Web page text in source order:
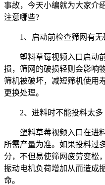
事故，今天小编就为大家介
注意哪些?
1、启动前检查筛网有无
塑料草莓视频入口启动前
损，筛网的破损轻则会影响
筛机被破坏，减短筛机使用
更换处理。
2、进料时不能投料太多
塑料草莓视频入口在进料
所需产量为准。如果投料过
分，不但易使筛网疲劳变松
振动电机负荷增加从而造成
命。